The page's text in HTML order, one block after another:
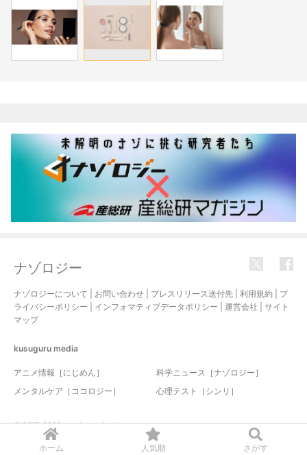
ホーム 人気順 さがす
ナゾロジー
ナゾロジーについて お問い合わせ プレスリリース送付先 利用規約
プ
ライバシーポリシー
インフォマティブデータポリシー 運営会社
サイト
マップ
kusuguru media
アニメ情報［にじめん］
科学ニュース［ナゾロジー］
メンタルケア［ココロジー］
心理テスト［シンリ］
© 2017-2026 nazology. all rights reserved.